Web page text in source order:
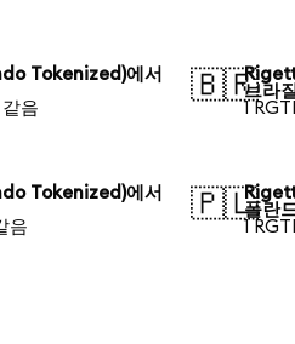
Tokenized)에서
음
🇧🇷브라
1
Tokenized)에서
음
🇵🇱폴란
1